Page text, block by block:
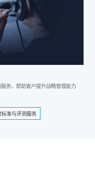
务，帮助客户提升战略管理能力
准与评测服务